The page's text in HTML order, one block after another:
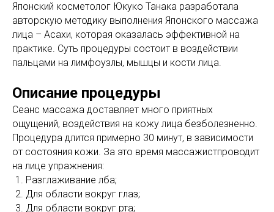
Японский косметолог Юкуко Танака разработала
авторскую методику выполнения Японского массажа
лица – Асахи, которая оказалась эффективной на
практике. Суть процедуры состоит в воздействии
пальцами на лимфоузлы, мышцы и кости лица.
Описание процедуры
Сеанс массажа доставляет много приятных
ощущений, воздействия на кожу лица безболезненно.
Процедура длится примерно 30 минут, в зависимости
от состояния кожи. За это время массажистпроводит
на лице упражнения:
Разглаживание лба;
Для области вокруг глаз;
Для области вокруг рта;